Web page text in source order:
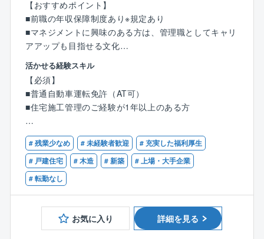
【特徴】
■CADやパースはグループ内のCADセンターへ、申請
業務は外部協力業者へ委託するフローを確立。
う理念に共感できる方を求めております。
同社の設計はお客様と顔を合わせる機会が多い為、自
ずと理念を実現に結びつけられる環境です。
お客様が「こんな暮らしがしたい」とイメージされて
いる空間を、自分のアイデアや工夫を盛り込んでカタ
チにできた時、お客様から喜びをダイレクトに感じる
ことができます。
■業界最高水準の高気密住宅のため、顧客希望の間取り
が可能です。
【おすすめポイント】
■前職の年収保障制度あり※規定あり
■マネジメントに興味のある方は、管理職としてキャリ
アアップも目指せる文化
■土日休み、年間休日120日
■転勤無し
■プライム上場の安定基盤、福利厚生充実
戸建分譲住宅を中心とした新築工事の施工管理とし
て、現場の指揮を執っていただきます。
単なる「現場監督」に留まらず、次期管理職候補とし
てキャリアを切り拓ける環境です。
現場監督、図面管理、進捗管理、予算管理、業務改善
等の一連の業務を行って頂きます。
＜業務内容＞
活かせる経験スキル
【必須】
■普通自動車運転免許（AT可）
■住宅施工管理のご経験が1年以上のある方
【歓迎】
■木造住宅の施工管理のご経験のある方
■建築施工管理技士の有資格者
■建築士の有資格者
■マネジメント経験のある方
# 残業少なめ # 未経験者歓迎
# 充実した福利厚生
# 戸建住宅
# 木造 # 新築
# 上場・大手企業
# 転勤なし
お気に入り 詳細を見る